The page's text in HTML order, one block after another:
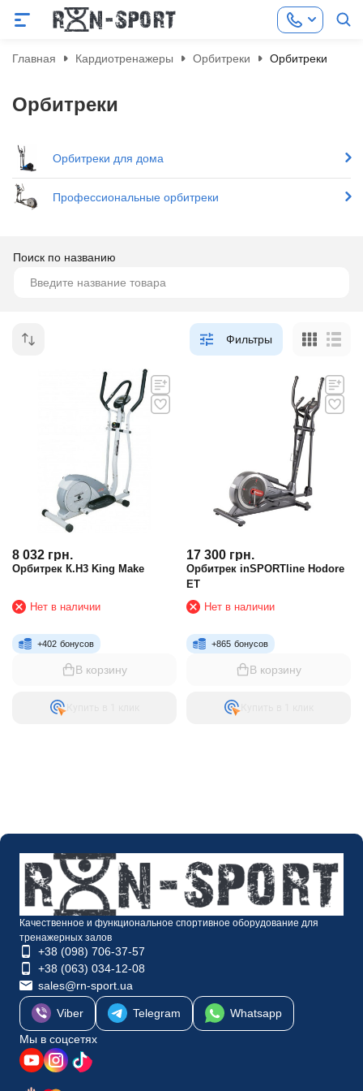
Главная Кардиотренажеры Орбитреки Орбитреки
Орбитреки
Орбитреки для дома
Профессиональные орбитреки
Поиск по названию
Фильтры
8 032 грн.
Орбитрек К.H3 King Make
Нет в наличии
+402 бонусов
В корзину
Купить в 1 клик
17 300 грн.
Орбитрек inSPORTline Hodore
ET
Нет в наличии
+865 бонусов
В корзину
Купить в 1 клик
Качественное и функциональное спортивное оборудование для
тренажерных залов
+38 (098) 706-37-57
+38 (063) 034-12-08
sales@rn-sport.ua
Viber Telegram
Whatsapp
Мы в соцсетях